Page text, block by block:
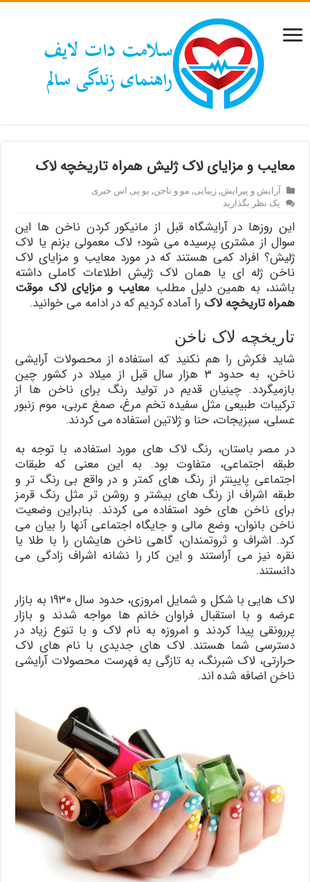
معایب و مزایای لاک ژليش همراه تاریخچه لاک
آرایش و پیرایش,زیبایی, مو و ناخن, یو پی اس خبری
یک نظر بگذارید
این روزها در آرایشگاه قبل از مانیکور کردن ناخن ها این
سوال از مشتری پرسیده می شود؛ لاک معمولی بزنم یا لاک
ژلیش؟ افراد کمی هستند که در مورد معایب و مزایای لاک
ناخن ژله ای یا همان لاک ژليش اطلاعات کاملی داشته
باشند، به همین دلیل مطلب معایب و مزایای لاک موقت
همراه تاریخچه لاک را آماده کردیم که در ادامه می خوانید.
تاریخچه لاک ناخن
شاید فکرش را هم نکنید که استفاده از محصولات آرایشی
ناخن، به حدود ۳ هزار سال قبل از میلاد در کشور چین
بازمیگردد. چینیان قدیم در تولید رنگ برای ناخن ها از
ترکیبات طبیعی مثل سفیده تخم مرغ، صمغ عربی، موم زنبور
عسلی، سبزیجات، حنا و ژلاتین استفاده می کردند.
در مصر باستان، رنگ لاک های مورد استفاده، با توجه به
طبقه اجتماعی، متفاوت بود. به این معنی که طبقات
اجتماعی پایینتر از رنگ های کمتر و در واقع بی رنگ تر و
طبقه اشراف از رنگ های بیشتر و روشن تر مثل رنگ قرمز
برای ناخن های خود استفاده می کردند. بنابراین وضعیت
ناخن بانوان، وضع مالی و جایگاه اجتماعی آنها را بیان می
کرد. اشراف و ثروتمندان، گاهی ناخن هایشان را با طلا یا
نقره نیز می آراستند و این کار را نشانه اشراف زادگی می
دانستند.
لاک هایی با شکل و شمایل امروزی، حدود سال ۱۹۳۰ به بازار
عرضه و با استقبال فراوان خانم ها مواجه شدند و بازار
پررونقی پیدا کردند و امروزه به نام لاک و با تنوع زیاد در
دسترسی شما هستند. لاک های جدیدی با نام های لاک
حرارتی، لاک شبرنگ، به تازگی به فهرست محصولات آرایشی
ناخن اضافه شده اند.